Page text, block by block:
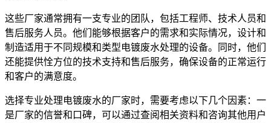
这些厂家通常拥有一支专业的团队，包括工程师、技术人员和
售后服务人员。他们能够根据客户的需求和实际情况，设计和
制造适用于不同规模和类型电镀废水处理的设备。同时，他们
还能提供恮方位的技术支持和售后服务，确保设备的正常运行
和客户的满意度。
选择专业处理电镀废水的厂家时，需要考虑以下几个因素：一
是厂家的信誉和口碑，可以通过查阅相关资料和咨询其他用户